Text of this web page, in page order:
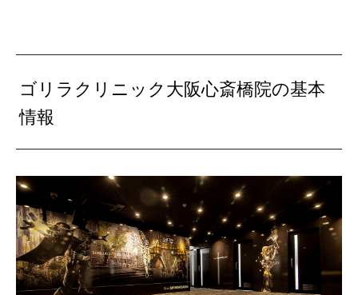
ゴリラクリニック大阪心斎橋院の基本
情報